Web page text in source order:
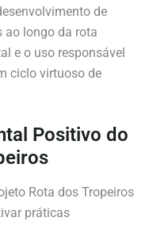
de
ao longo da rota
e o uso responsável
ciclo virtuoso de
Positivo do
Rota dos Tropeiros
práticas